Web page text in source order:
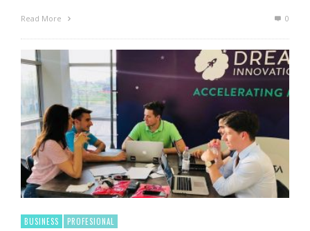
Read More 0
BUSINESS PROFESIONAL